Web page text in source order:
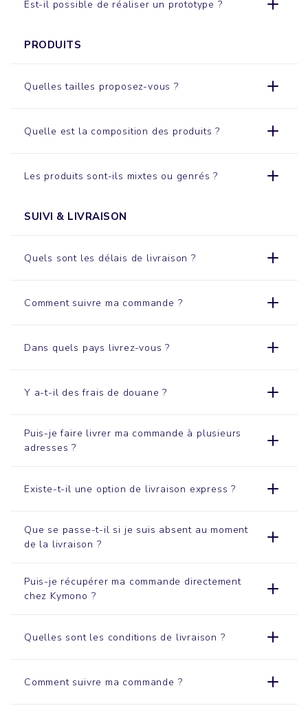
Est-il possible de réaliser un prototype ?
PRODUITS
Quelles tailles proposez-vous ?
Quelle est la composition des produits ?
Les produits sont-ils mixtes ou genrés ?
SUIVI & LIVRAISON
Quels sont les délais de livraison ?
Comment suivre ma commande ?
Dans quels pays livrez-vous ?
Y a-t-il des frais de douane ?
Puis-je faire livrer ma commande à plusieurs
adresses ?
Existe-t-il une option de livraison express ?
Que se passe-t-il si je suis absent au moment
de la livraison ?
Puis-je récupérer ma commande directement
chez Kymono ?
Quelles sont les conditions de livraison ?
Comment suivre ma commande ?